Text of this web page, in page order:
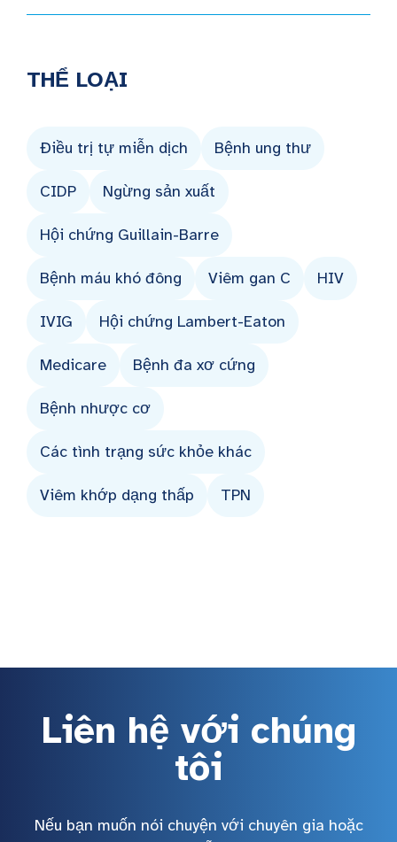
THỂ LOẠI
Điều trị tự miễn dịch Bệnh ung thư
CIDP Ngừng sản xuất
Hội chứng Guillain-Barre
Bệnh máu khó đông Viêm gan C HIV
IVIG Hội chứng Lambert-Eaton
Medicare Bệnh đa xơ cứng
Bệnh nhược cơ
Các tình trạng sức khỏe khác
Viêm khớp dạng thấp TPN
Liên hệ với chúng
tôi
Nếu bạn muốn nói chuyện với chuyên gia hoặc